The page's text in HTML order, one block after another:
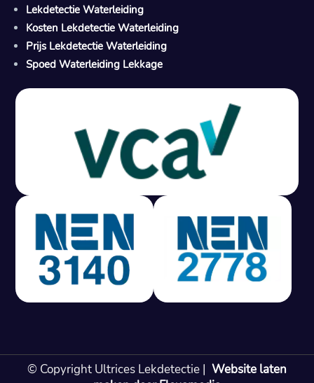
M
Gratis offerte in 24 uur
Geen lekkage? Geen betaling.
Vast tarief van € 395,- exc btw.
Rapport binnen 3 werkdagen.
100% RIsicovrij.
Vaak vergoed door verzekeraar.
Lekdetectie Waterleiding
Kosten Lekdetectie Waterleiding
Prijs Lekdetectie Waterleiding
Spoed Waterleiding Lekkage
© Copyright Ultrices Lekdetectie | Website laten